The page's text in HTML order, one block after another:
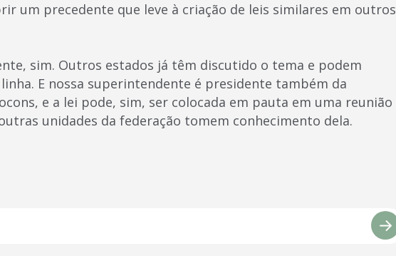
um precedente que leve à criação de leis similares em outros
sim. Outros estados já têm discutido o tema e podem
E nossa superintendente é presidente também da
e a lei pode, sim, ser colocada em pauta em uma reunião
unidades da federação tomem conhecimento dela.